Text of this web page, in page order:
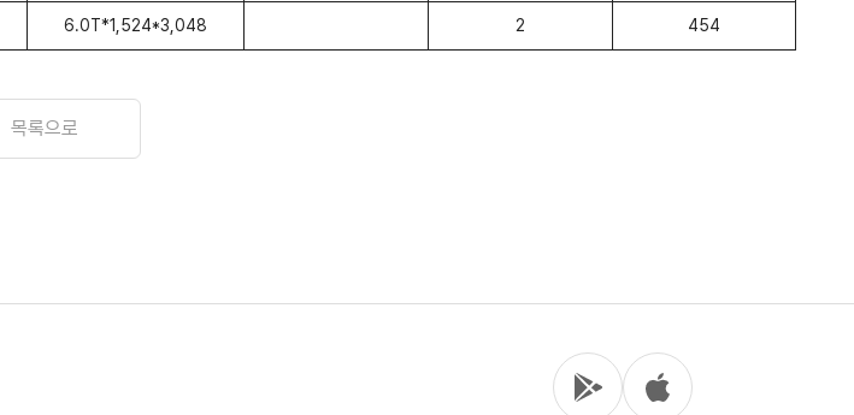
6.0T*1,524*3,048 2 454
목록으로